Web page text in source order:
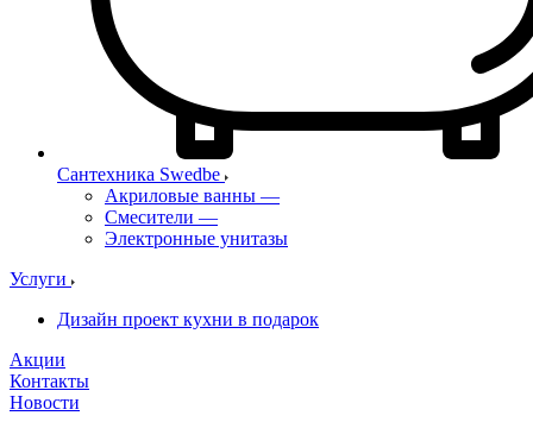
Сантехника Swedbe
Акриловые ванны —
Смесители —
Электронные унитазы
Услуги
Дизайн проект кухни в подарок
Акции
Контакты
Новости